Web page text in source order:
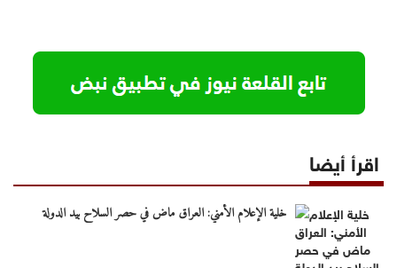
اقرأ أيضا
خلية الإعلام الأمني: العراق ماض في حصر السلاح بيد الدولة